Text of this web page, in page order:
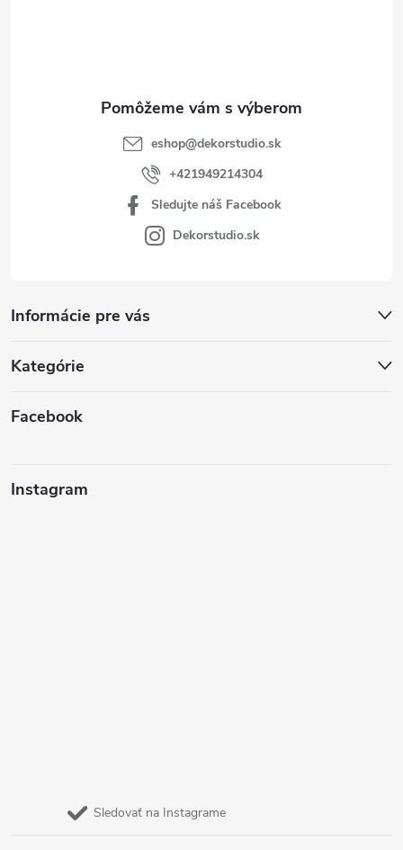
Informácie pre vás
Kategórie
Facebook
Instagram
Sledovať na Instagrame
eshop@dekorstudio.sk
+421949214304
Sledujte náš Facebook
Dekorstudio.sk